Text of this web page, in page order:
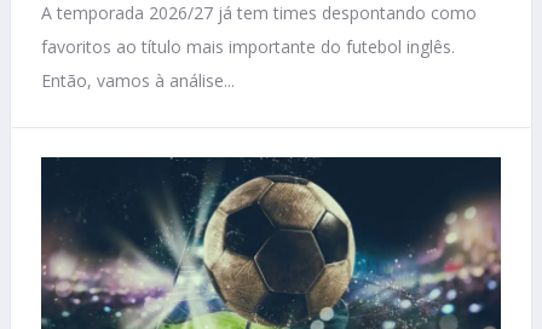
A temporada 2026/27 já tem times despontando como
favoritos ao título mais importante do futebol inglês.
Então, vamos à análise...